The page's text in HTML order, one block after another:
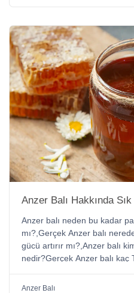
Anzer Balı Hakkında
Anzer balı neden bu kadar
mı?,Gerçek Anzer balı
gücü artırır mı?,Anzer balı
nedir?Gerçek Anzer balı kaç
Anzer Balı